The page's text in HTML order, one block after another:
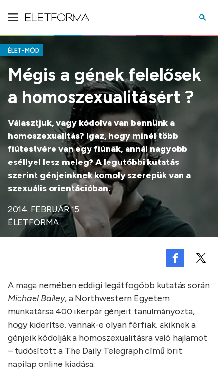
ÉLET-MÓD
Mégis a gének felelősek
a homoszexualitásért ?
Választjuk, vagy kódolva van bennünk a
homoszexualitás? Igaz, hogy minél több
fiútestvére van egy fiúnak, annál nagyobb
eséllyel lesz meleg? A legutóbbi kutatás
szerint génjeinknek komoly szerepük van a
szexuális orientációban.
2014. FEBRUÁR 15.
ÉLETFORMA
A maga nemében eddigi legátfogóbb kutatás során
Michael Bailey, a Northwestern Egyetem
munkatársa 400 ikerpár génjeit tanulmányozta,
hogy kiderítse, vannak-e olyan férfiak, akiknek a
génjeik kódolják a homoszexualitásra való hajlamot
– tudósított a The Daily Telegraph című brit
napilap online kiadása.